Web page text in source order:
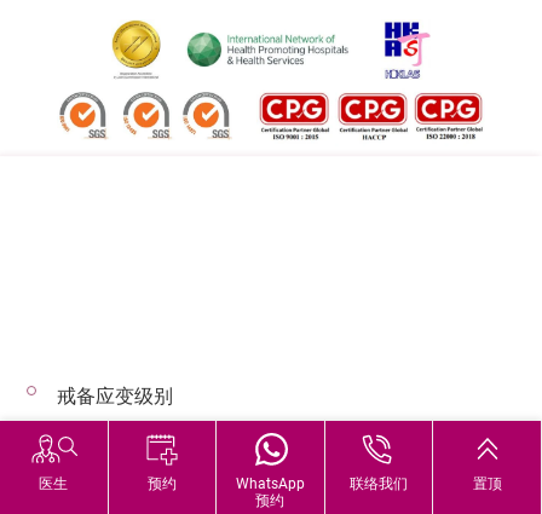
医生 预约
WhatsApp
预约
联络我们 置顶
© 2026 版权所有 © 港安医疗 保留一切权利
戒备应变级别
恶劣天气下的诊症安排